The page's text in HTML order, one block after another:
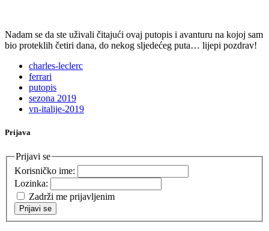
Nadam se da ste uživali čitajući ovaj putopis i avanturu na kojoj sam
bio proteklih četiri dana, do nekog sljedećeg puta… lijepi pozdrav!
charles-leclerc
ferrari
putopis
sezona 2019
vn-italije-2019
Prijava
Prijavi se
Korisničko ime:
Lozinka:
Zadrži me prijavljenim
Prijavi se